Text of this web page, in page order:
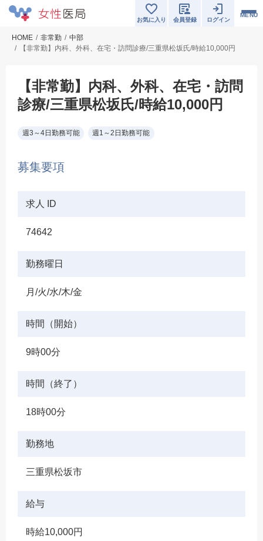
MENU
お気に入り 会員登録 ログイン
HOME 非常勤
中部
【非常勤】内科、外科、在宅・訪問診療/三重県松坂氏/時給10,000円
【非常勤】内科、外科、在宅・訪問
診療/三重県松坂氏/時給10,000円
週3～4日勤務可能 週1～2日勤務可能
募集要項
求人 ID
74642
勤務曜日
月/火/水/木/金
時間（開始）
9時00分
時間（終了）
18時00分
勤務地
三重県松坂市
給与
時給10,000円